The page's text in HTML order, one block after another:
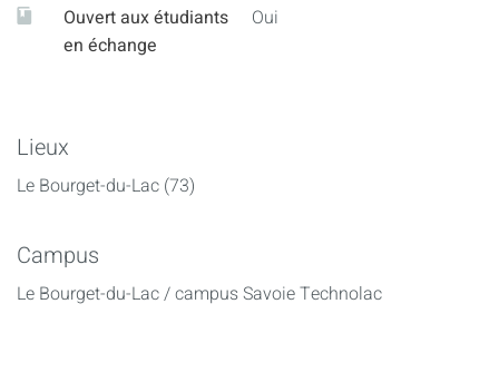
Ouvert aux étudiants
en échange
Oui
Lieux
Le Bourget-du-Lac (73)
Campus
Le Bourget-du-Lac / campus Savoie Technolac